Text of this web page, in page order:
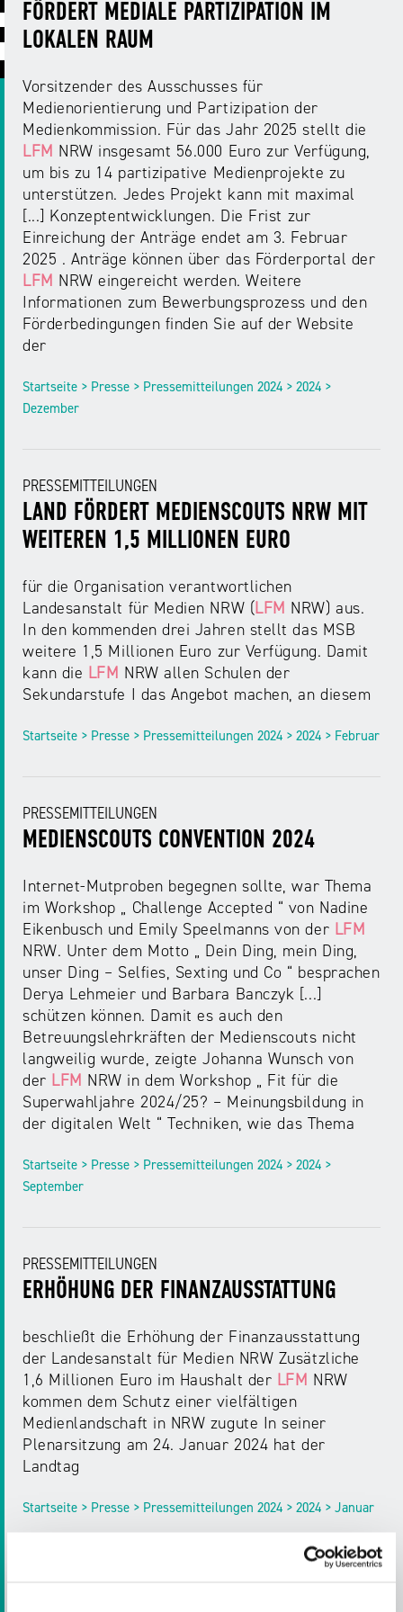
Europa
in
der
Medienregulierung
Audio
Desinformation
Medienvielfalt
Standort
NRW
Growth
Day
Laut-
und-
Klar-
Festival
Medienkarriere
NRW
Medienscouts
Convention
Partizipation
Roadshow
Desinformation
Safer
Internet
Day
Elternabende
Tecks
Juuuport
NRWision
FLIMMO
Förderungen
Ausschreibungen
Datenschutzaufsicht
Rechtsgrundlagen
Berichte
Die
Medienkommission
Kontakt
&
Anfahrt
FÖRDERT MEDIALE PARTIZIPATION IM
LOKALEN RAUM
Vorsitzender des Ausschusses für
Medienorientierung und Partizipation der
Medienkommission. Für das Jahr 2025 stellt die
LFM NRW insgesamt 56.000 Euro zur Verfügung,
um bis zu 14 partizipative Medienprojekte zu
unterstützen. Jedes Projekt kann mit maximal
[...] Konzeptentwicklungen. Die Frist zur
Einreichung der Anträge endet am 3. Februar
2025 . Anträge können über das Förderportal der
LFM NRW eingereicht werden. Weitere
Informationen zum Bewerbungsprozess und den
Förderbedingungen finden Sie auf der Website
der
Startseite > Presse > Pressemitteilungen 2024 > 2024 >
Dezember
PRESSEMITTEILUNGEN
LAND FÖRDERT MEDIENSCOUTS NRW MIT
WEITEREN 1,5 MILLIONEN EURO
für die Organisation verantwortlichen
Landesanstalt für Medien NRW (LFM NRW) aus.
In den kommenden drei Jahren stellt das MSB
weitere 1,5 Millionen Euro zur Verfügung. Damit
kann die LFM NRW allen Schulen der
Sekundarstufe I das Angebot machen, an diesem
Startseite > Presse > Pressemitteilungen 2024 > 2024 > Februar
PRESSEMITTEILUNGEN
MEDIENSCOUTS CONVENTION 2024
Internet-Mutproben begegnen sollte, war Thema
im Workshop „ Challenge Accepted “ von Nadine
Eikenbusch und Emily Speelmanns von der LFM
NRW. Unter dem Motto „ Dein Ding, mein Ding,
unser Ding – Selfies, Sexting und Co “ besprachen
Derya Lehmeier und Barbara Banczyk [...]
schützen können. Damit es auch den
Betreuungslehrkräften der Medienscouts nicht
langweilig wurde, zeigte Johanna Wunsch von
der LFM NRW in dem Workshop „ Fit für die
Superwahljahre 2024/25? – Meinungsbildung in
der digitalen Welt “ Techniken, wie das Thema
Startseite > Presse > Pressemitteilungen 2024 > 2024 >
September
PRESSEMITTEILUNGEN
ERHÖHUNG DER FINANZAUSSTATTUNG
beschließt die Erhöhung der Finanzausstattung
der Landesanstalt für Medien NRW Zusätzliche
1,6 Millionen Euro im Haushalt der LFM NRW
kommen dem Schutz einer vielfältigen
Medienlandschaft in NRW zugute In seiner
Plenarsitzung am 24. Januar 2024 hat der
Landtag
Startseite > Presse > Pressemitteilungen 2024 > 2024 > Januar